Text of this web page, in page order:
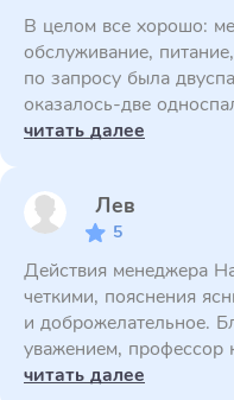
В целом все хорошо:
обслуживание,
по запросу была
оказалось-две
читать далее
Лев
5
Действия менеджера
четкими, пояснения
и доброжелательное.
уважением, профессор
читать далее